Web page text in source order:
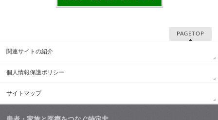
PAGETOP
関連サイトの紹介
個人情報保護ポリシー
サイトマップ